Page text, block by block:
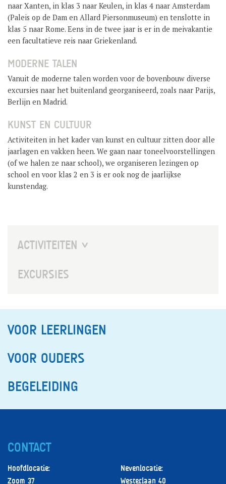
naar Xanten, in klas 3 naar Keulen, in klas 4 naar Amsterdam
(Paleis op de Dam en Allard Piersonmuseum) en tenslotte in
klas 5 naar Rome. Eens in de twee jaar is er in de meivakantie
een facultatieve reis naar Griekenland.
MODERNE TALEN
Vanuit de moderne talen worden voor de bovenbouw diverse
excursies naar het buitenland georganiseerd, zoals naar Parijs,
Berlijn en Madrid.
KUNST EN CULTUUR
Activiteiten in het kader van kunst en cultuur zitten door alle
jaarlagen en vakken heen. We gaan naar toneelvoorstellingen
(of we halen ze naar school), we organiseren lezingen op
school en voor klas 2 en 3 is er ook nog de jaarlijkse
kunstendag.
ACTIVITEITEN
SPORT
EXCURSIES
VOOR LEERLINGEN
VOOR OUDERS
BEGELEIDING
CONTACT
Hoofdlocatie:
Zoom 37
Nevenlocatie:
Westerlaan 40